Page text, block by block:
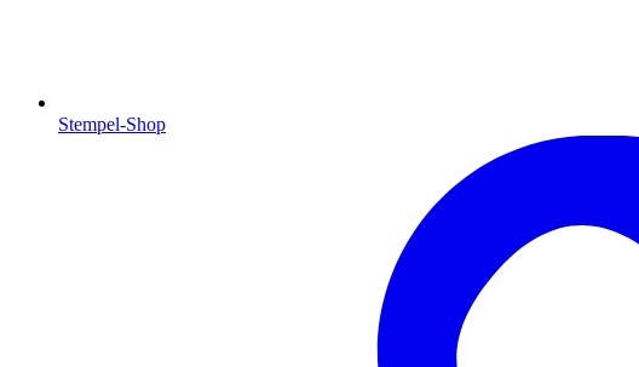
Stempel-Shop